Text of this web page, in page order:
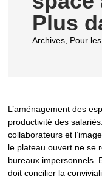
Plus
Archives Pour
L’aménagement des
productivité des
collaborateurs et
le plateau ouvert ne se
bureaux impersonnels.
doit concilier la